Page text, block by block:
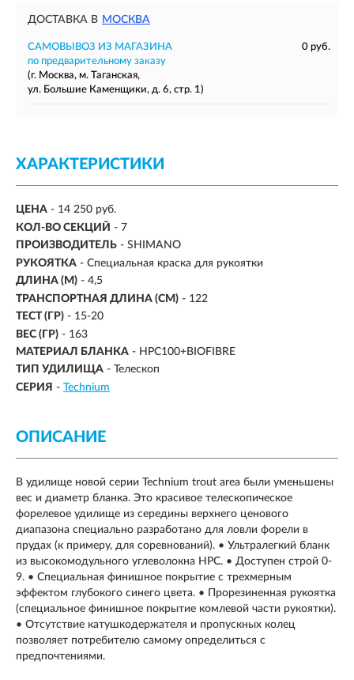
ДОСТАВКА В МОСКВА
САМОВЫВОЗ ИЗ МАГАЗИНА
0 руб.
по предварительному заказу
(г. Москва, м. Таганская,
ул. Большие Каменщики, д. 6, стр. 1)
ХАРАКТЕРИСТИКИ
ЦЕНА - 14 250 руб.
КОЛ-ВО СЕКЦИЙ - 7
ПРОИЗВОДИТЕЛЬ - SHIMANO
РУКОЯТКА - Специальная краска для рукоятки
ДЛИНА (М) - 4,5
ТРАНСПОРТНАЯ ДЛИНА (СМ) - 122
ТЕСТ (ГР) - 15-20
ВЕС (ГР) - 163
МАТЕРИАЛ БЛАНКА - HPC100+BIOFIBRE
ТИП УДИЛИЩА - Телескоп
СЕРИЯ - Technium
ОПИСАНИЕ
В удилище новой серии Technium trout area были уменьшены
вес и диаметр бланка. Это красивое телескопическое
форелевое удилище из середины верхнего ценового
диапазона специально разработано для ловли форели в
прудах (к примеру, для соревнований). • Ультралегкий бланк
из высокомодульного углеволокна НРС. • Доступен строй 0-
9. • Специальная финишное покрытие с трехмерным
эффектом глубокого синего цвета. • Прорезиненная рукоятка
(специальное финишное покрытие комлевой части рукоятки).
• Отсутствие катушкодержателя и пропускных колец
позволяет потребителю самому определиться с
предпочтениями.